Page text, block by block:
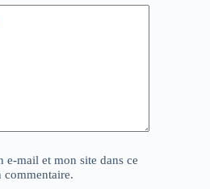
e-mail et mon site dans ce